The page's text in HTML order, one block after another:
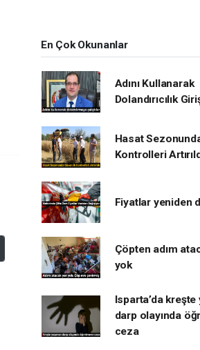
En Çok Okunanlar
Adını Kullanarak
Dolandırıcılık
Hasat
Kontrolleri
Fiyatlar yeniden
Çöpten adım
yok
Isparta’da kreşte
darp olayında
ceza